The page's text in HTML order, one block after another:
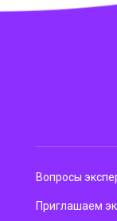
Вопросы
Приглашаем